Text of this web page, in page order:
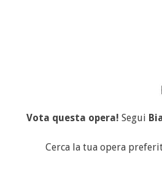
Vota questa opera! Segui
Cerca la tua opera